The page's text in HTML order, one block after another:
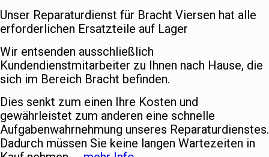
Unser Reparaturdienst für Bracht Viersen hat alle
erforderlichen Ersatzteile auf Lager
Wir entsenden ausschließlich
Kundendienstmitarbeiter zu Ihnen nach Hause, die
sich im Bereich Bracht befinden.
Dies senkt zum einen Ihre Kosten und
gewährleistet zum anderen eine schnelle
Aufgabenwahrnehmung unseres Reparaturdienstes.
Dadurch müssen Sie keine langen Wartezeiten in